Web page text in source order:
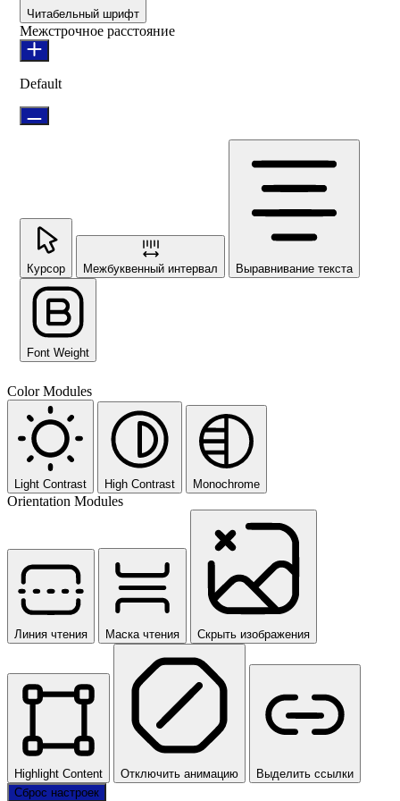
Читабельный шрифт
Межстрочное расстояние
Default
Курсор Межбуквенный интервал Выравнивание текста
Font Weight
Color Modules
Light Contrast High Contrast Monochrome
Orientation Modules
Линия чтения Маска чтения Скрыть изображения
Highlight Content Отключить анимацию
Выделить ссылки
Сброс настроек